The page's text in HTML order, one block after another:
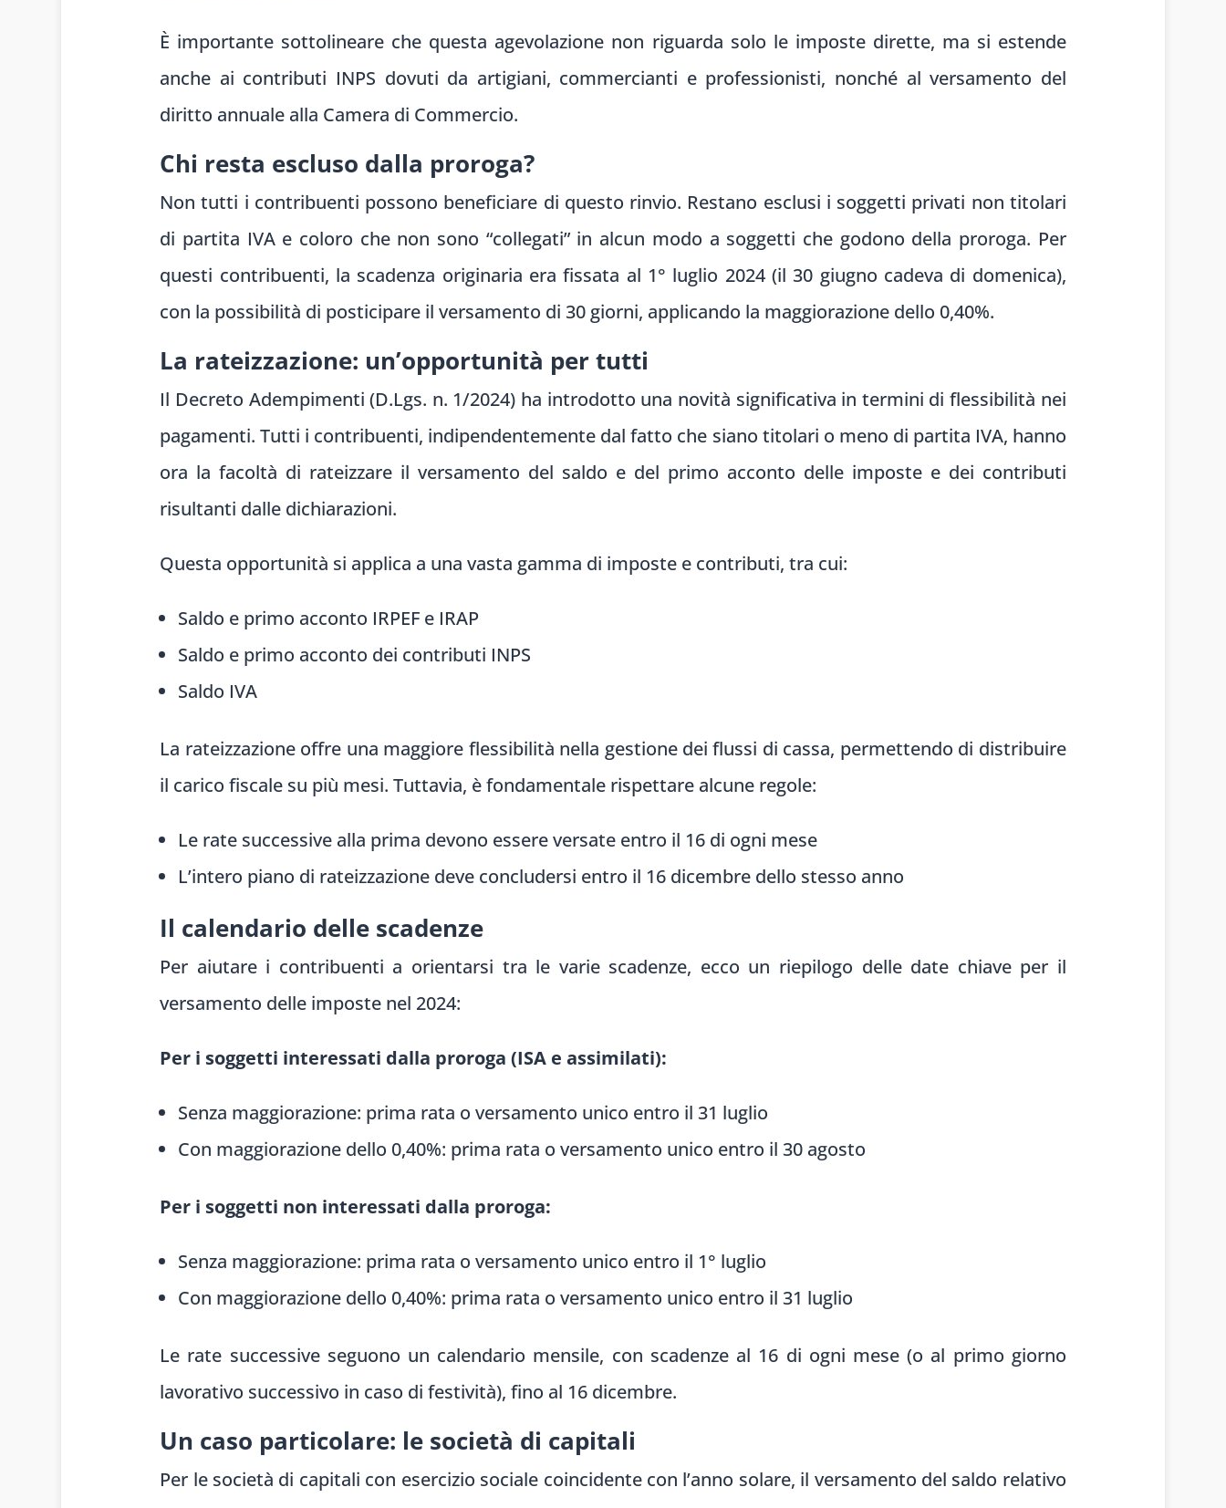
È importante sottolineare che questa agevolazione non riguarda solo le imposte dirette, ma si estende
anche ai contributi INPS dovuti da artigiani, commercianti e professionisti, nonché al versamento del
diritto annuale alla Camera di Commercio.
Chi resta escluso dalla proroga?
Non tutti i contribuenti possono beneficiare di questo rinvio. Restano esclusi i soggetti privati non titolari
di partita IVA e coloro che non sono “collegati” in alcun modo a soggetti che godono della proroga. Per
questi contribuenti, la scadenza originaria era fissata al 1° luglio 2024 (il 30 giugno cadeva di domenica),
con la possibilità di posticipare il versamento di 30 giorni, applicando la maggiorazione dello 0,40%.
La rateizzazione: un’opportunità per tutti
Il Decreto Adempimenti (D.Lgs. n. 1/2024) ha introdotto una novità significativa in termini di flessibilità nei
pagamenti. Tutti i contribuenti, indipendentemente dal fatto che siano titolari o meno di partita IVA, hanno
ora la facoltà di rateizzare il versamento del saldo e del primo acconto delle imposte e dei contributi
risultanti dalle dichiarazioni.
Questa opportunità si applica a una vasta gamma di imposte e contributi, tra cui:
Saldo e primo acconto IRPEF e IRAP
Saldo e primo acconto dei contributi INPS
Saldo IVA
La rateizzazione offre una maggiore flessibilità nella gestione dei flussi di cassa, permettendo di distribuire
il carico fiscale su più mesi. Tuttavia, è fondamentale rispettare alcune regole:
Le rate successive alla prima devono essere versate entro il 16 di ogni mese
L’intero piano di rateizzazione deve concludersi entro il 16 dicembre dello stesso anno
Il calendario delle scadenze
Per aiutare i contribuenti a orientarsi tra le varie scadenze, ecco un riepilogo delle date chiave per il
versamento delle imposte nel 2024:
Per i soggetti interessati dalla proroga (ISA e assimilati):
Senza maggiorazione: prima rata o versamento unico entro il 31 luglio
Con maggiorazione dello 0,40%: prima rata o versamento unico entro il 30 agosto
Per i soggetti non interessati dalla proroga:
Senza maggiorazione: prima rata o versamento unico entro il 1° luglio
Con maggiorazione dello 0,40%: prima rata o versamento unico entro il 31 luglio
Le rate successive seguono un calendario mensile, con scadenze al 16 di ogni mese (o al primo giorno
lavorativo successivo in caso di festività), fino al 16 dicembre.
Un caso particolare: le società di capitali
Per le società di capitali con esercizio sociale coincidente con l’anno solare, il versamento del saldo relativo